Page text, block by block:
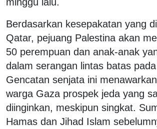
Berdasarkan kesepakatan yang
Qatar, pejuang Palestina akan
50 perempuan dan anak-anak
dalam serangan lintas batas
Gencatan senjata ini
warga Gaza prospek jeda yang
diinginkan, meskipun singkat.
Hamas dan Jihad Islam